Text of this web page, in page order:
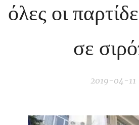
όλες οι
σε
2019-04-11